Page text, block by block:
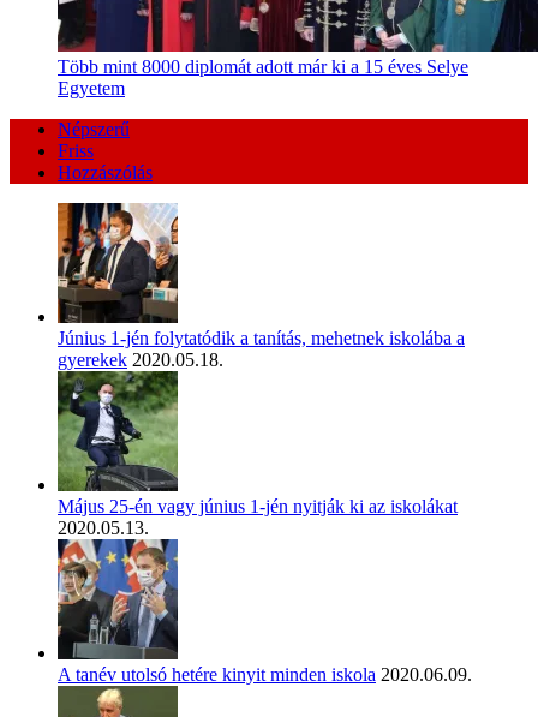
Több mint 8000 diplomát adott már ki a 15 éves Selye
Egyetem
Népszerű
Friss
Hozzászólás
Június 1-jén folytatódik a tanítás, mehetnek iskolába a
gyerekek 2020.05.18.
Május 25-én vagy június 1-jén nyitják ki az iskolákat
2020.05.13.
A tanév utolsó hetére kinyit minden iskola 2020.06.09.